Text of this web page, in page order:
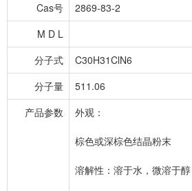
Cas号
2869-83-2
M D L
分子式
C30H31ClN6
分子量
511.06
产品参数
外观：
棕色或深棕色结晶粉末
溶解性：溶于水，微溶于醇